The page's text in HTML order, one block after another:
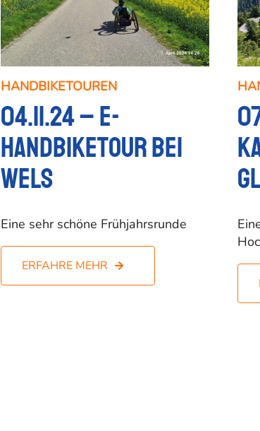
HANDBIKETOUREN
04.11.24 – E-
Handbiketour bei
Wels
Eine sehr schöne Frühjahrsrunde
ERFAHRE MEHR